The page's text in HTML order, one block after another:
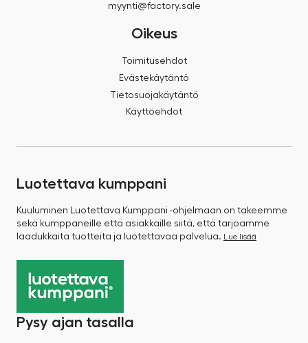
myynti@factory.sale
Oikeus
Toimitusehdot
Evästekäytäntö
Tietosuojakäytäntö
Käyttöehdot
Luotettava kumppani
Kuuluminen Luotettava Kumppani -ohjelmaan on takeemme
sekä kumppaneille että asiakkaille siitä, että tarjoamme
laadukkaita tuotteita ja luotettavaa palvelua.
Lue lisää
Pysy ajan tasalla